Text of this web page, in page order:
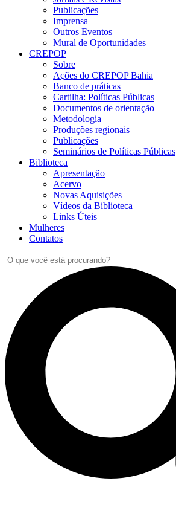
Publicações
Imprensa
Outros Eventos
Mural de Oportunidades
CREPOP
Sobre
Ações do CREPOP Bahia
Banco de práticas
Cartilha: Políticas Públicas
Documentos de orientação
Metodologia
Produções regionais
Publicações
Seminários de Políticas Públicas
Biblioteca
Apresentação
Acervo
Novas Aquisições
Vídeos da Biblioteca
Links Úteis
Mulheres
Contatos